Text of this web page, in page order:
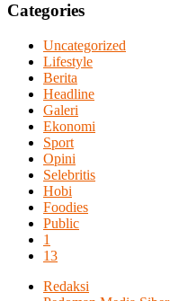
Categories
Uncategorized
Lifestyle
Berita
Headline
Galeri
Ekonomi
Sport
Opini
Selebritis
Hobi
Foodies
Public
1
13
Redaksi